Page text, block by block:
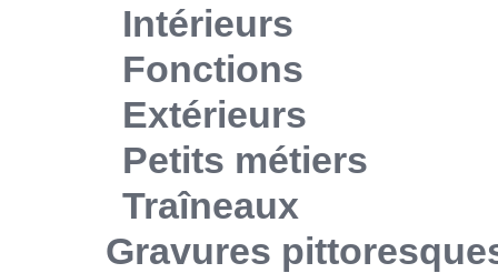
Intérieurs
Fonctions
Extérieurs
Petits métiers
Traîneaux
Gravures